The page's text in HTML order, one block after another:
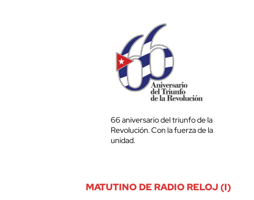
66 aniversario del triunfo de la
Revolución. Con la fuerza de la
unidad.
MATUTINO DE RADIO RELOJ (I)